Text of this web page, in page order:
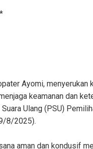
*
Ayomi, menyerukan
keamanan dan
Ulang (PSU)
8/2025).
aman dan kondusif